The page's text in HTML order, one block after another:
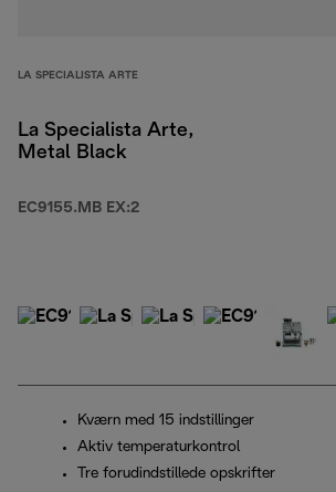
LA SPECIALISTA ARTE
La Specialista Arte,
Metal Black
EC9155.MB EX:2
Kværn med 15 indstillinger
Aktiv temperaturkontrol
Tre forudindstillede opskrifter